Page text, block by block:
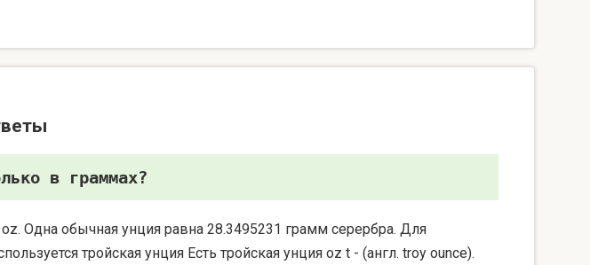
в граммах?
Одна обычная унция равна 28.3495231 грамм серербра. Для
тройская унция Есть тройская унция oz t - (англ. troy ounce).